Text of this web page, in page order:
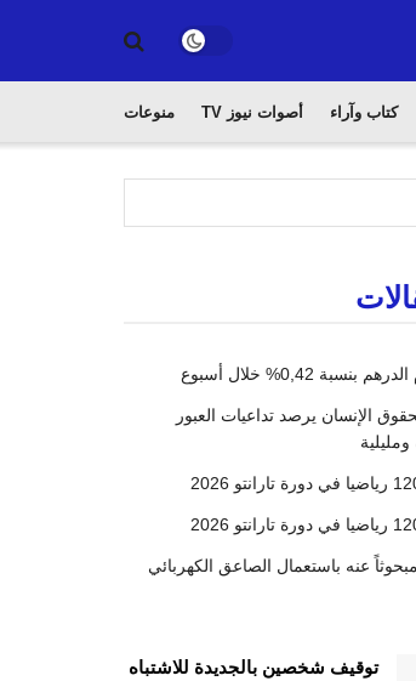
كتاب وآراء أصوات نيوز TV منوعات
0,42% خلال أسبوع
الإنسان يرصد تداعيات العبور
عنه باستعمال الصاعق الكهربائي
توقيف شخصين بالجديدة للاشتباه